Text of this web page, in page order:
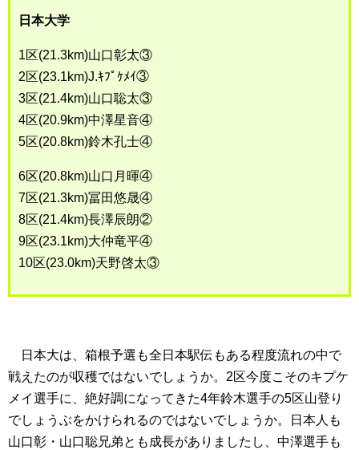
日本大学
1区(21.3km)山口彰太③
2区(23.1km)J.ｷﾌﾟｹﾒｲ③
3区(21.4km)山口聡太③
4区(20.9km)中澤星音④
5区(20.8km)鈴木孔士④
6区(20.8km)山口月暉④
7区(21.3km)冨田悠晟④
8区(21.4km)長澤辰朗②
9区(23.1km)大仲竜平④
10区(23.0km)天野啓太③
日本大は、箱根予選も全日本駅伝もある程度流れの中で
戦えたのが収穫ではないでしょうか。2区今度こそのキプケ
メイ選手に、絶好調になってきた4年鈴木選手の5区山登り
でしょうぶをかけられるのではないでしょうか。日本人も
山口彰・山口聡兄弟とも成長がありましたし、中澤選手も